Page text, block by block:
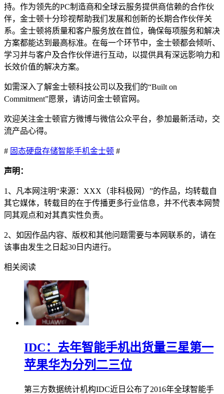
持。作为领先的PC制造商和全球云服务提供商信赖的合作伙
伴，金士顿十分珍视帮助我们发展和创新的长期合作伙伴关
系。金士顿将质量和客户服务放在首位，确保每项服务和解决
方案都能达到最高标准。在每一个环节中，金士顿都会倾听、
学习并与客户及合作伙伴进行互动，以提供具有深远影响力和
长效价值的解决方案。
如需深入了解金士顿科技公司以及我们的“Built on
Commitment”愿景，请访问金士顿官网。
欢迎关注金士顿官方微博与微信公众平台，参加最新活动，交
流产品心得。
# 固态硬盘存储智能手机金士顿 #
声明：
1、凡本网注明“来源：XXX（非科极网）”的作品，均转载自
其它媒体，转载目的在于传播更多行业信息，并不代表本网赞
同其观点和对其真实性负责。
2、如因作品内容、版权和其他问题需要与本网联系的，请在
该事由发生之日起30日内进行。
相关阅读
IDC：去年智能手机出货量三星第一
苹果华为分列二三位
第三方数据统计机构IDC近日公布了2016年全球智能手